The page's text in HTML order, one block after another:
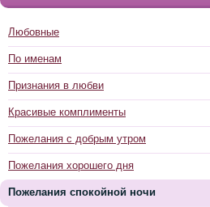
Любовные
По именам
Признания в любви
Красивые комплименты
Пожелания с добрым утром
Пожелания хорошего дня
Пожелания спокойной ночи